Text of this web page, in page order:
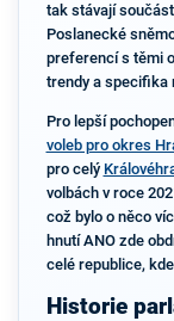
tak stávají
Poslanecké
preferencí s těmi
trendy a specifika
Pro lepší
voleb pro okres
pro celý
volbách v roce
což bylo o něco
hnutí ANO zde
celé republice,
Historie